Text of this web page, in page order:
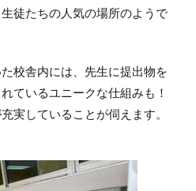
徒たちの人気の場所のようで
校舎内には、先生に提出物を
ているユニークな仕組みも！
実していることが伺えます。